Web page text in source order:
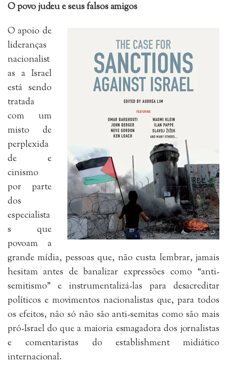
O povo judeu e seus falsos amigos
O apoio de
lideranças
nacionalist
as a Israel
está sendo
tratada
com um
misto de
perplexida
de e
cinismo
por parte
dos
especialista
s que
povoam a
grande mídia, pessoas que, não custa lembrar, jamais
hesitam antes de banalizar expressões como “anti-
semitismo” e instrumentalizá-las para desacreditar
políticos e movimentos nacionalistas que, para todos
os efeitos, não só não são anti-semitas como são mais
pró-Israel do que a maioria esmagadora dos jornalistas
e comentaristas do establishment midiático
internacional.